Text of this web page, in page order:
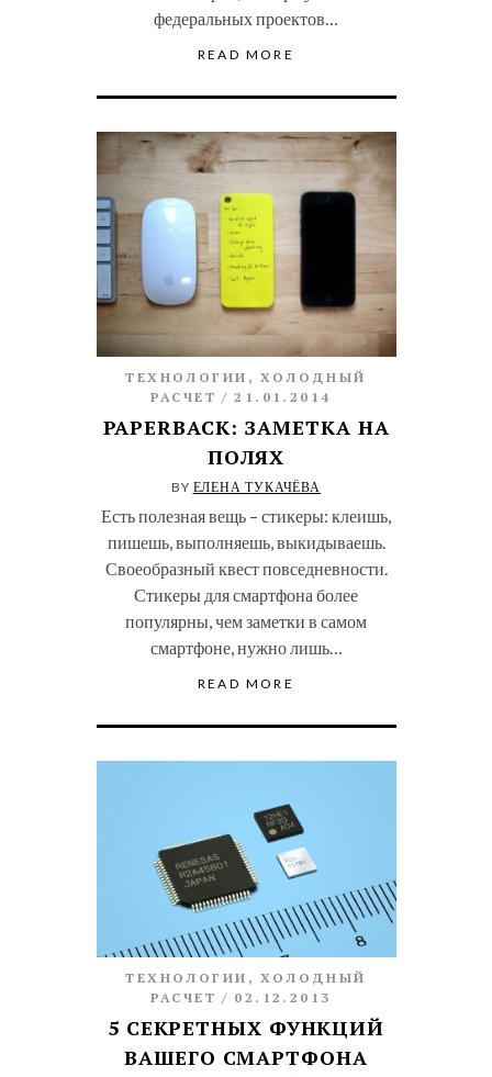
федеральных проектов…
READ MORE
ТЕХНОЛОГИИ ,ХОЛОДНЫЙ
РАСЧЕТ
21.01.2014
PAPERBACK: ЗАМЕТКА НА
ПОЛЯХ
BY ЕЛЕНА ТУКАЧЁВА
Есть полезная вещь – стикеры: клеишь,
пишешь, выполняешь, выкидываешь.
Своеобразный квест повседневности.
Стикеры для смартфона более
популярны, чем заметки в самом
смартфоне, нужно лишь…
READ MORE
ТЕХНОЛОГИИ ,ХОЛОДНЫЙ
РАСЧЕТ
02.12.2013
5 СЕКРЕТНЫХ ФУНКЦИЙ
ВАШЕГО СМАРТФОНА